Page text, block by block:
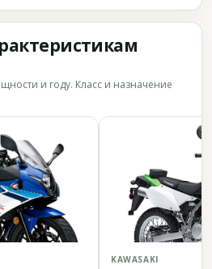
и году. Класс и назначение
KAWASAKI